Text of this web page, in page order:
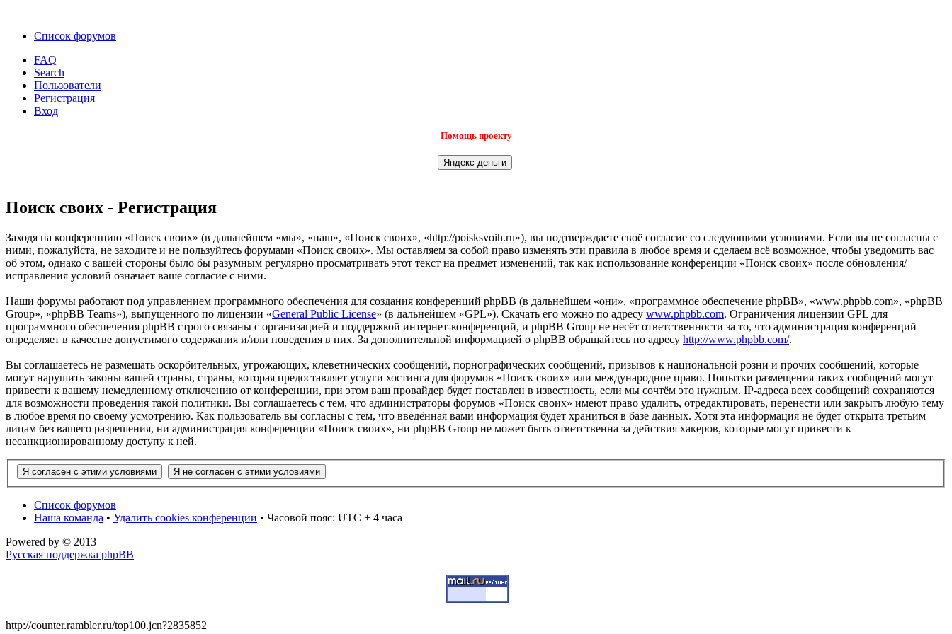
Список форумов
FAQ
Search
Пользователи
Регистрация
Вход
Помощь проекту
Поиск своих - Регистрация
Заходя на конференцию «Поиск своих» (в дальнейшем «мы», «наш», «Поиск своих», «http://poisksvoih.ru»), вы подтверждаете своё согласие со следующими условиями. Если вы не согласны с
ними, пожалуйста, не заходите и не пользуйтесь форумами «Поиск своих». Мы оставляем за собой право изменять эти правила в любое время и сделаем всё возможное, чтобы уведомить вас
об этом, однако с вашей стороны было бы разумным регулярно просматривать этот текст на предмет изменений, так как использование конференции «Поиск своих» после обновления/
исправления условий означает ваше согласие с ними.
Наши форумы работают под управлением программного обеспечения для создания конференций phpBB (в дальнейшем «они», «программное обеспечение phpBB», «www.phpbb.com», «phpBB
Group», «phpBB Teams»), выпущенного по лицензии «General Public License» (в дальнейшем «GPL»). Скачать его можно по адресу www.phpbb.com. Ограничения лицензии GPL для
программного обеспечения phpBB строго связаны с организацией и поддержкой интернет-конференций, и phpBB Group не несёт ответственности за то, что администрация конференций
определяет в качестве допустимого содержания и/или поведения в них. За дополнительной информацией о phpBB обращайтесь по адресу http://www.phpbb.com/.
Вы соглашаетесь не размещать оскорбительных, угрожающих, клеветнических сообщений, порнографических сообщений, призывов к национальной розни и прочих сообщений, которые
могут нарушить законы вашей страны, страны, которая предоставляет услуги хостинга для форумов «Поиск своих» или международное право. Попытки размещения таких сообщений могут
привести к вашему немедленному отключению от конференции, при этом ваш провайдер будет поставлен в известность, если мы сочтём это нужным. IP-адреса всех сообщений сохраняются
для возможности проведения такой политики. Вы соглашаетесь с тем, что администраторы форумов «Поиск своих» имеют право удалить, отредактировать, перенести или закрыть любую тему
в любое время по своему усмотрению. Как пользователь вы согласны с тем, что введённая вами информация будет храниться в базе данных. Хотя эта информация не будет открыта третьим
лицам без вашего разрешения, ни администрация конференции «Поиск своих», ни phpBB Group не может быть ответственна за действия хакеров, которые могут привести к
несанкционированному доступу к ней.
Список форумов
Наша команда • Удалить cookies конференции • Часовой пояс: UTC + 4 часа
Powered by © 2013
Русская поддержка phpBB
http://counter.rambler.ru/top100.jcn?2835852